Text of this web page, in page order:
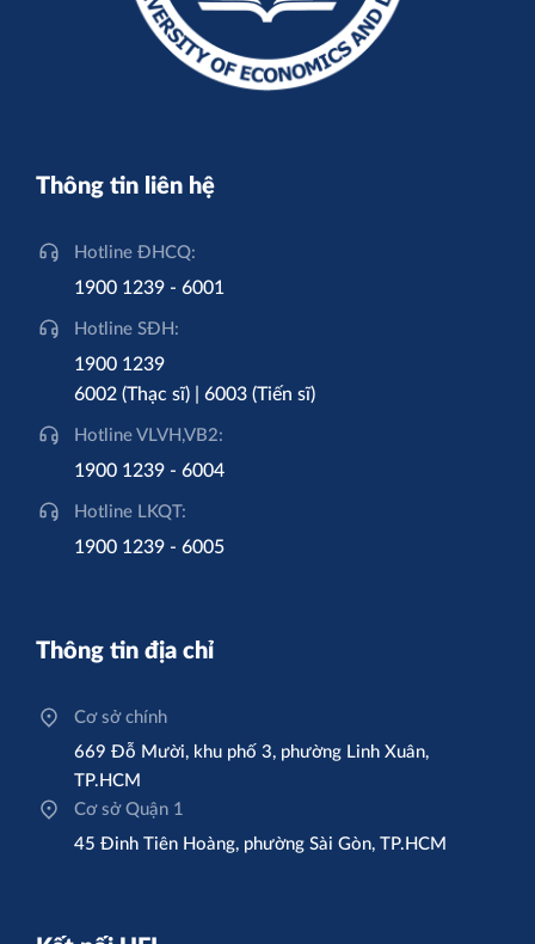
Thông tin liên hệ
Hotline ĐHCQ:
1900 1239 - 6001
Hotline SĐH:
1900 1239
6002 (Thạc sĩ) | 6003 (Tiến sĩ)
Hotline VLVH,VB2:
1900 1239 - 6004
Hotline LKQT:
1900 1239 - 6005
Thông tin địa chỉ
Cơ sở chính
669 Đỗ Mười, khu phố 3, phường Linh Xuân,
TP.HCM
Cơ sở Quận 1
45 Đinh Tiên Hoàng, phường Sài Gòn, TP.HCM